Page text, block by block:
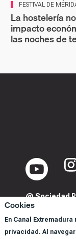
Cookies
En Canal
privacidad. Al
FESTIVAL DE
La hostelería
impacto
las noches de
@ Sociedad